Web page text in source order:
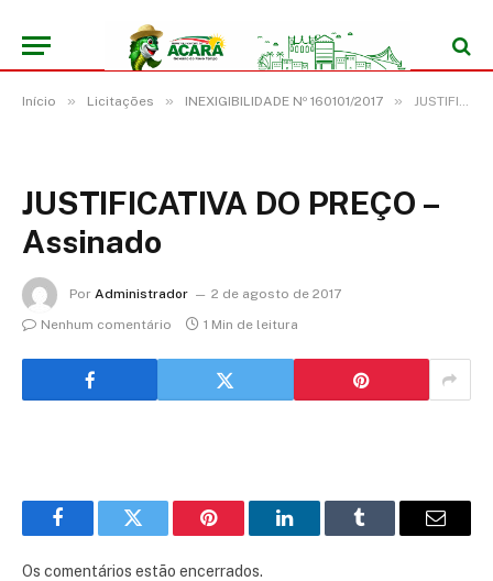
Início » Licitações » INEXIGIBILIDADE Nº 160101/2017 » JUSTIFICATIVA DO PREÇO – Assinado
JUSTIFICATIVA DO PREÇO –
Assinado
Por Administrador
2 de agosto de 2017
Nenhum comentário
1 Min de leitura
FacebookTwitter Pinterest LinkedInTumblr
E-
Os comentários estão encerrados.